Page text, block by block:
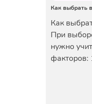
Как выбрать
Как
При
нужно
факторов: